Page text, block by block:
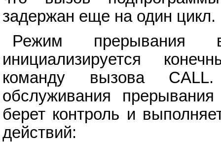
задержан еще на один цикл.
Режим прерывания в
инициализируется
команду вызова
обслуживания
берет контроль и
действий: